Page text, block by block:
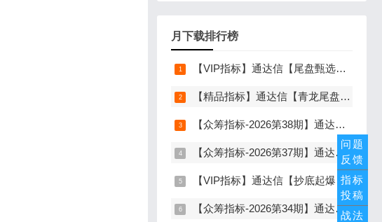
月下载排行榜
【VIP指标】通达信【尾盘甄选排序】指标，副图排序，短线打造的尾盘战法，今买明卖超短战法，信号可回测，仅限电脑通达信使用
【精品指标】通达信【青龙尾盘】指标，副图排序，分时主图，排序潜伏，次日套利，信号可回看，超短策略，仅限电脑通达信使用
【众筹指标-2026第38期】通达信【分歧转多】指标，主图、副图、选股，首板分歧低吸二波行情，信号少，胜率高，手机电脑通达信通用
【众筹指标-2026第37期】通达信【谛听竞价】指标，副图排序、选股，原价5980元的早盘竞价指标，可回测历史数据，信号全天不变，开放源码可永久使用，手机电脑通达信通用
【VIP指标】通达信【抄底起爆】指标，主图、副图、选股，趋势缩量放量三重信号确认，解决抄底总在半山腰难题，手机电脑通达信通用
【众筹指标-2026第34期】通达信【空间分歧转一致】指标，主图、副图、选股，中长线波段低吸，分歧后一致量化信号，低吸二波，无未来函数，手机电脑通达信通用
问题
反馈
指标
投稿
战法